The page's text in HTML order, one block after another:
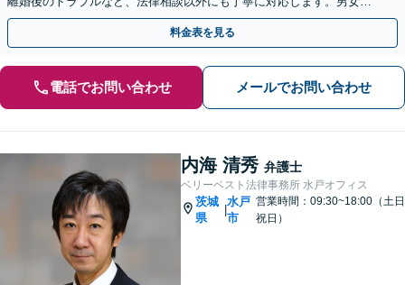
わず、熟年離婚や経営者の離婚にも対応【初回相談無料】
料金表を見る
電話でお問い合わせ メールでお問い合わせ
内海 清秀 弁護士
ベリーベスト法律事務所 水戸オフィス
茨城
県
|
水戸
市
営業時間：09:30~18:00（土日
祝日）